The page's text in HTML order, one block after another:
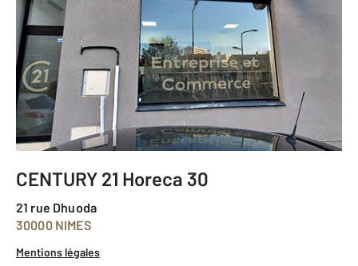
CENTURY 21 Horeca 30
21 rue Dhuoda
30000 NIMES
Mentions légales